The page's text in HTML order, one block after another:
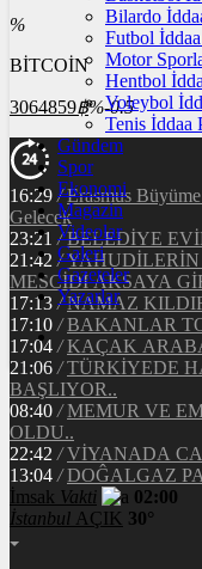
%
BİTCOİN
3064859฿%-0.5
Bilardo
Futbol İddaa
Motor
Hentbol
Voleybol
Tenis İddaa
Gündem
Spor
Ekonomi
Magazin
Videolar
Galeri
Gazeteler
Yazarlar
16:29 / Erasmus
Gelecek
23:21 / BELEDİYE
21:42 /
MESCİDİ AKSAYA
17:13 / NAMAZ
17:10 / BAKANLAR
17:04 / KAÇAK
21:06 / TÜRKİYEDE
BAŞLIYOR..
08:40 / MEMUR VE
OLDU..
22:42 / VİYANADA
13:04 / DOĜALGAZ
İmsak Vakti
02:00
İstanbul AÇIK 30°